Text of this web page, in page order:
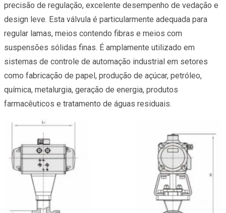
precisão de regulação, excelente desempenho de vedação e
design leve. Esta válvula é particularmente adequada para
regular lamas, meios contendo fibras e meios com
suspensões sólidas finas. É amplamente utilizado em
sistemas de controle de automação industrial em setores
como fabricação de papel, produção de açúcar, petróleo,
química, metalurgia, geração de energia, produtos
farmacêuticos e tratamento de águas residuais.